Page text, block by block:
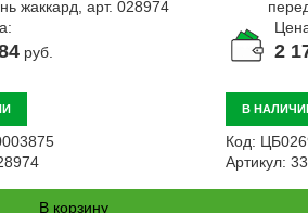
руб.
В корзину
2
В
Код:
Артикул: